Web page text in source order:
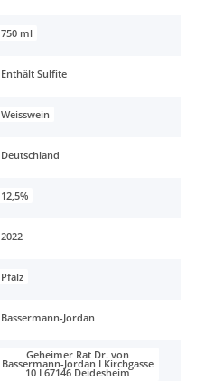
750 ml
Enthält Sulfite
Weisswein
Deutschland
12,5%
2022
Pfalz
Bassermann-Jordan
Geheimer Rat Dr. von
Bassermann-Jordan I Kirchgasse
10 I 67146 Deidesheim